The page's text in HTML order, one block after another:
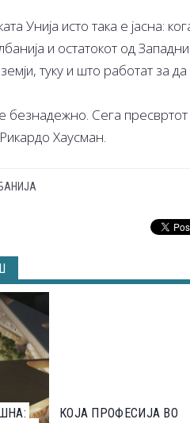
Унија исто така е јасна:
и остатокот од
туку и што работат за
безнадежно. Сега
Рикардо Хаусман.
КОЈА ПРОФЕСИЈА ВО